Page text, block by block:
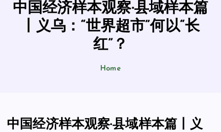
中国经济样本观察·县域样本篇
丨义乌：“世界超市”何以“长
红”？
Home
中国经济样本观察·县域样本篇丨义